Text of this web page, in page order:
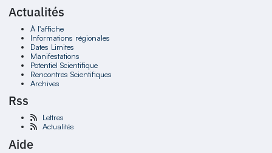
Actualités
À l'affiche
Informations régionales
Dates Limites
Manifestations
Potentiel Scientifique
Rencontres Scientifiques
Archives
Rss
Lettres
Actualités
Aide